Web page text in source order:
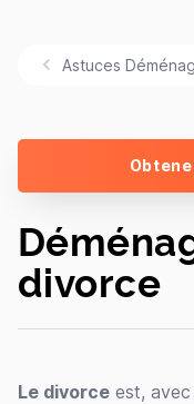
Astuces
divorce
Le divorce est,